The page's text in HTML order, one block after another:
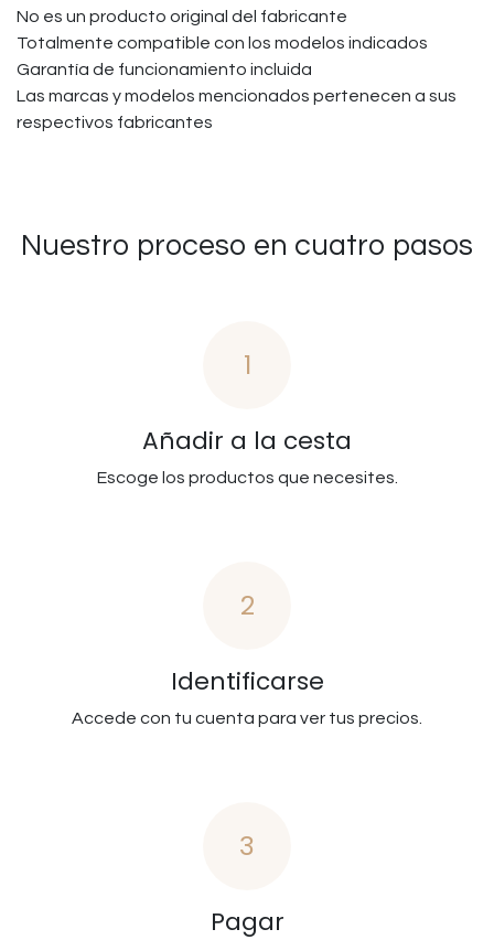
No es un producto original del fabricante
Totalmente compatible con los modelos indicados
Garantía de funcionamiento incluida
Las marcas y modelos mencionados pertenecen a sus
respectivos fabricantes
Nuestro proceso en cuatro pasos
1
Añadir a la cesta
Escoge los productos que necesites.
2
Identificarse
Accede con tu cuenta para ver tus precios.
3
Pagar